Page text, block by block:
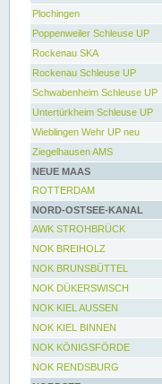
Plochingen
Poppenweiler Schleuse UP
Rockenau SKA
Rockenau Schleuse UP
Schwabenheim Schleuse UP
Untertürkheim Schleuse UP
Wieblingen Wehr UP neu
Ziegelhausen AMS
NEUE MAAS
ROTTERDAM
NORD-OSTSEE-KANAL
AWK STROHBRÜCK
NOK BREIHOLZ
NOK BRUNSBÜTTEL
NOK DÜKERSWISCH
NOK KIEL AUSSEN
NOK KIEL BINNEN
NOK KÖNIGSFÖRDE
NOK RENDSBURG